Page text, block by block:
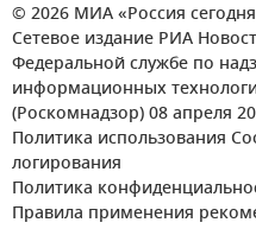
© 2026 МИА «Россия
Сетевое издание РИА
Федеральной службе по
информационных
(Роскомнадзор) 08 апреля
Политика использования
логирования
Политика
Правила применения